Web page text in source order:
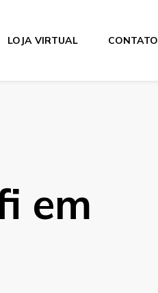
LOJA VIRTUAL CONTATO
em